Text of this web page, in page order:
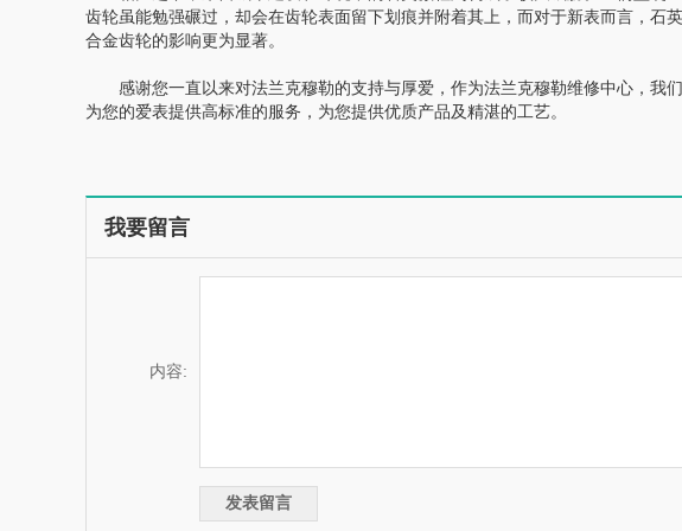
齿轮虽能勉强碾过，却会在齿轮表面留下划痕并附着其上，而对于新表而言，石
合金齿轮的影响更为显著。
感谢您一直以来对法兰克穆勒的支持与厚爱，作为法兰克穆勒维修中心，我
为您的爱表提供高标准的服务，为您提供优质产品及精湛的工艺。
我要留言
内容: